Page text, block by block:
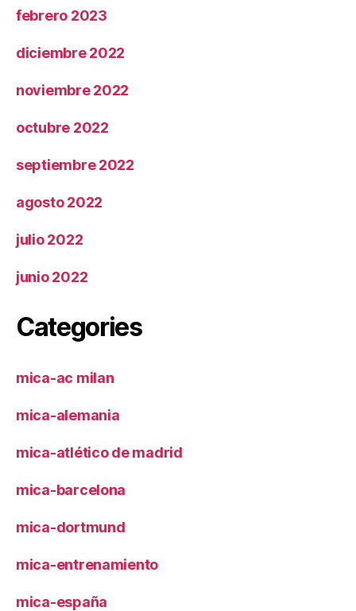
febrero 2023
diciembre 2022
noviembre 2022
octubre 2022
septiembre 2022
agosto 2022
julio 2022
junio 2022
Categories
mica-ac milan
mica-alemania
mica-atlético de madrid
mica-barcelona
mica-dortmund
mica-entrenamiento
mica-españa